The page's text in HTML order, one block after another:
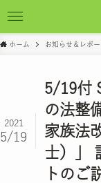
ホーム お知らせ＆レポー
5/19付
の法整
家族法
士）」
トの
2021
5/19